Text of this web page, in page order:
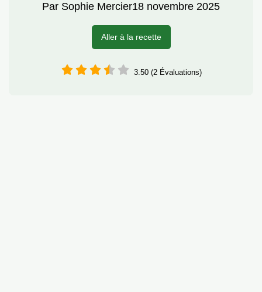
Par Sophie Mercier18 novembre 2025
Aller à la recette
3.50 (2 Évaluations)